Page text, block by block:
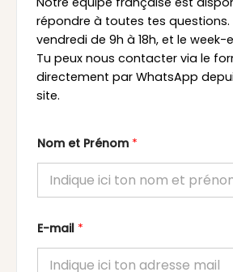
répondre à toutes tes questions.
vendredi de 9h à 18h, et le week-
Tu peux nous contacter via le
directement par WhatsApp
site.
Nom et Prénom *
E-mail *